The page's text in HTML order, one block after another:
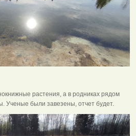
растения, а в родниках рядом
Ученые были завезены, отчет будет.